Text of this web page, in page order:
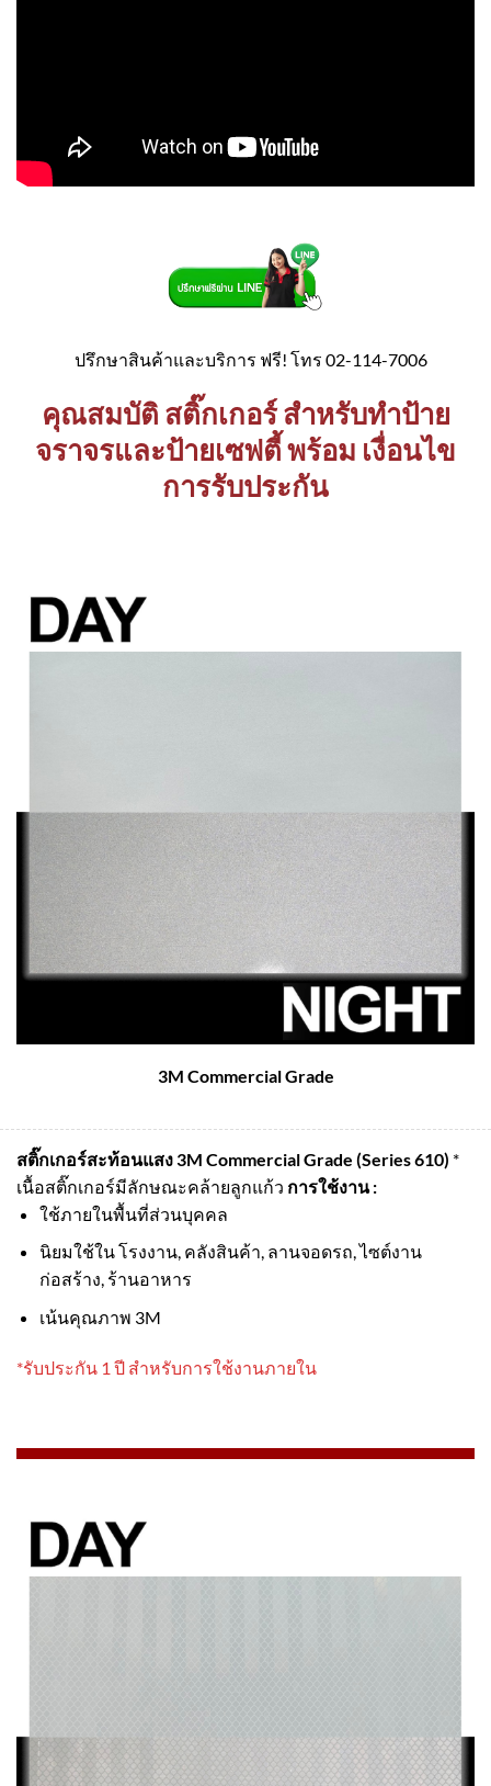
ปรึกษาสินค้าและบริการ ฟรี! โทร 02-114-7006
คุณสมบัติ สติ๊กเกอร์ สำหรับทำป้าย
จราจรและป้ายเซฟตี้ พร้อม เงื่อนไข
การรับประกัน
3M Commercial Grade
สติ๊กเกอร์สะท้อนแสง 3M Commercial Grade (Series 610) *
เนื้อสติ๊กเกอร์มีลักษณะคล้ายลูกแก้ว การใช้งาน :
ใช้ภายในพื้นที่ส่วนบุคคล
นิยมใช้ใน โรงงาน, คลังสินค้า, ลานจอดรถ, ไซต์งาน
ก่อสร้าง, ร้านอาหาร
เน้นคุณภาพ 3M
*รับประกัน 1 ปี สำหรับการใช้งานภายใน